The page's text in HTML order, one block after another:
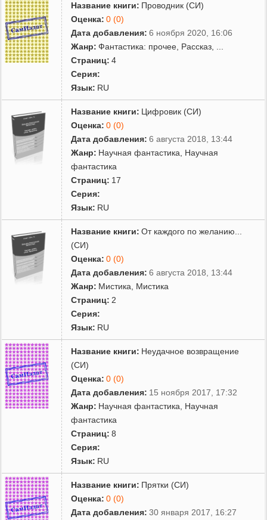
Название книги: Проводник (СИ)
Оценка: 0 (0)
Дата добавления: 6 ноября 2020, 16:06
Жанр: Фантастика: прочее Рассказ
Страниц: 4
Серия:
Язык: RU
Название книги: Цифровик (СИ)
Оценка: 0 (0)
Дата добавления: 6 августа 2018, 13:44
Жанр: Научная фантастика
Научная
фантастика
Страниц: 17
Серия:
Язык: RU
Название книги: От каждого по желанию...
(СИ)
Оценка: 0 (0)
Дата добавления: 6 августа 2018, 13:44
Жанр: Мистика
Мистика
Страниц: 2
Серия:
Язык: RU
Название книги: Неудачное возвращение
(СИ)
Оценка: 0 (0)
Дата добавления: 15 ноября 2017, 17:32
Жанр: Научная фантастика
Научная
фантастика
Страниц: 8
Серия:
Язык: RU
Название книги: Прятки (СИ)
Оценка: 0 (0)
Дата добавления: 30 января 2017, 16:27